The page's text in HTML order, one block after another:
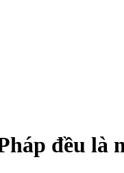
đều là